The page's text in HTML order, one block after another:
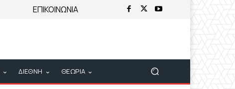
ΕΠΙΚΟΙΝΩΝΙΑ
ΔΙΕΘΝΗ ΘΕΩΡΙΑ